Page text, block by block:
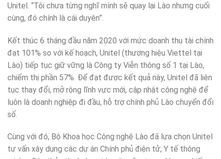
Unitel. “Tôi chưa từng nghĩ mình sẽ quay lại Lào nhưng cuối
cùng, đó chính là cái duyên”.
Kết thúc 6 tháng đầu năm 2020 với mức doanh thu tài chính
đạt 101% so với kế hoạch, Unitel (thương hiệu Viettel tại
Lào) tiếp tục giữ vững là Công ty Viễn thông số 1 tại Lào,
chiếm thị phần 57%. Để đạt được kết quả này, Unitel đã liên
tục thay đổi, mở rộng lĩnh vực mới, cập nhật công nghệ để
luôn là doanh nghiệp đi đầu, hỗ trợ chính phủ Lào chuyển đổi
số.
Cùng với đó, Bộ Khoa học Công nghệ Lào đã lựa chọn Unitel
tư vấn xây dụng các dự án Chính phủ điện tử, Y tế thông